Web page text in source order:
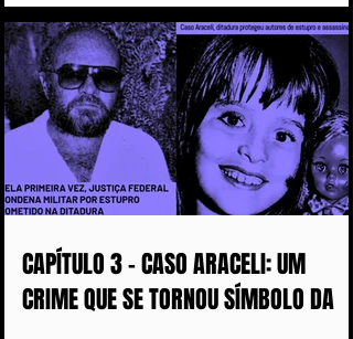
CAPÍTULO 3 - CASO ARACELI: UM
CRIME QUE SE TORNOU SÍMBOLO DA